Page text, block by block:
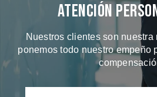
Atención
Nuestros clientes son
ponemos todo nuestro empeño